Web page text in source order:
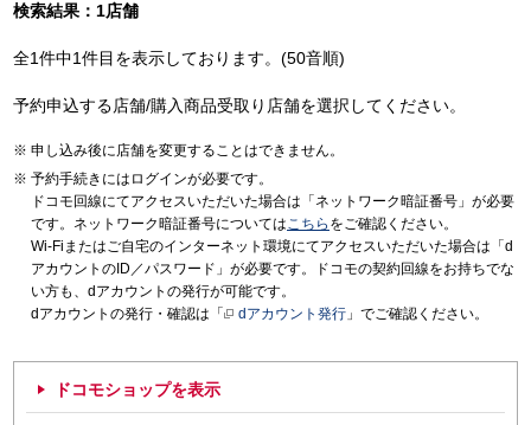
検索結果：1店舗
全1件中1件目を表示しております。(50音順)
予約申込する店舗/購入商品受取り店舗を選択してください。
申し込み後に店舗を変更することはできません。
予約手続きにはログインが必要です。
ドコモ回線にてアクセスいただいた場合は「ネットワーク暗証番号」が必要
です。ネットワーク暗証番号についてはこちら をご確認ください。
Wi-Fiまたはご自宅のインターネット環境にてアクセスいただいた場合は「d
アカウントのID／パスワード」が必要です。ドコモの契約回線をお持ちでな
い方も、dアカウントの発行が可能です。
dアカウントの発行・確認は「
dアカウント発行 」でご確認ください。
ドコモショップを表示